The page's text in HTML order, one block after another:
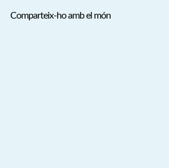
Comparteix-ho amb el món